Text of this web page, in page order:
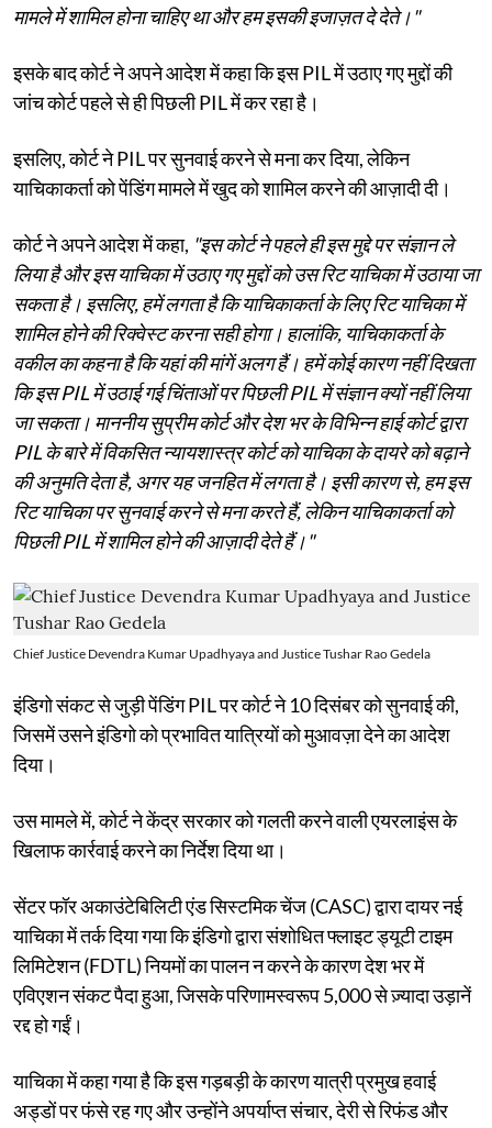
मामले में शामिल होना चाहिए था और हम इसकी इजाज़त दे देते।"
इसके बाद कोर्ट ने अपने आदेश में कहा कि इस PIL में उठाए गए मुद्दों की
जांच कोर्ट पहले से ही पिछली PIL में कर रहा है।
इसलिए, कोर्ट ने PIL पर सुनवाई करने से मना कर दिया, लेकिन
याचिकाकर्ता को पेंडिंग मामले में खुद को शामिल करने की आज़ादी दी।
कोर्ट ने अपने आदेश में कहा, "इस कोर्ट ने पहले ही इस मुद्दे पर संज्ञान ले
लिया है और इस याचिका में उठाए गए मुद्दों को उस रिट याचिका में उठाया जा
सकता है। इसलिए, हमें लगता है कि याचिकाकर्ता के लिए रिट याचिका में
शामिल होने की रिक्वेस्ट करना सही होगा। हालांकि, याचिकाकर्ता के
वकील का कहना है कि यहां की मांगें अलग हैं। हमें कोई कारण नहीं दिखता
कि इस PIL में उठाई गई चिंताओं पर पिछली PIL में संज्ञान क्यों नहीं लिया
जा सकता। माननीय सुप्रीम कोर्ट और देश भर के विभिन्न हाई कोर्ट द्वारा
PIL के बारे में विकसित न्यायशास्त्र कोर्ट को याचिका के दायरे को बढ़ाने
की अनुमति देता है, अगर यह जनहित में लगता है। इसी कारण से, हम इस
रिट याचिका पर सुनवाई करने से मना करते हैं, लेकिन याचिकाकर्ता को
पिछली PIL में शामिल होने की आज़ादी देते हैं।"
Chief Justice Devendra Kumar Upadhyaya and Justice Tushar Rao Gedela
इंडिगो संकट से जुड़ी पेंडिंग PIL पर कोर्ट ने 10 दिसंबर को सुनवाई की,
जिसमें उसने इंडिगो को प्रभावित यात्रियों को मुआवज़ा देने का आदेश
दिया।
उस मामले में, कोर्ट ने केंद्र सरकार को गलती करने वाली एयरलाइंस के
खिलाफ कार्रवाई करने का निर्देश दिया था।
सेंटर फॉर अकाउंटेबिलिटी एंड सिस्टमिक चेंज (CASC) द्वारा दायर नई
याचिका में तर्क दिया गया कि इंडिगो द्वारा संशोधित फ्लाइट ड्यूटी टाइम
लिमिटेशन (FDTL) नियमों का पालन न करने के कारण देश भर में
एविएशन संकट पैदा हुआ, जिसके परिणामस्वरूप 5,000 से ज़्यादा उड़ानें
रद्द हो गईं।
याचिका में कहा गया है कि इस गड़बड़ी के कारण यात्री प्रमुख हवाई
अड्डों पर फंसे रह गए और उन्होंने अपर्याप्त संचार, देरी से रिफंड और